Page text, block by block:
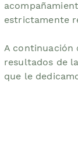
estrictamente
A continuación
resultados de
que le